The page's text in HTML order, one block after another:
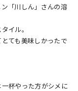
「川しん」さんの溶
イル。
ても美味しかったで
杯やった方がシメに